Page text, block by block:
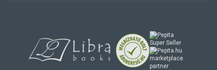
marketplace
partner